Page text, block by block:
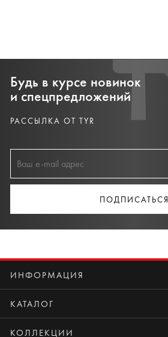
Будь в курсе новинок
и спецпредложений
РАССЫЛКА ОТ TYR
ПОДПИСАТЬСЯ
ИНФОРМАЦИЯ
КАТАЛОГ
КОЛЛЕКЦИИ